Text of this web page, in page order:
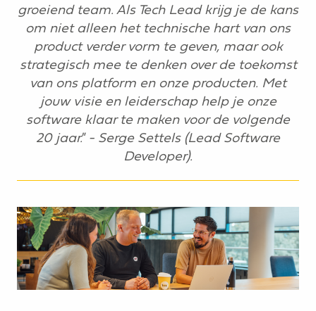
groeiend team. Als Tech Lead krijg je de kans
om niet alleen het technische hart van ons
product verder vorm te geven, maar ook
strategisch mee te denken over de toekomst
van ons platform en onze producten. Met
jouw visie en leiderschap help je onze
software klaar te maken voor de volgende
20 jaar." - Serge Settels (Lead Software
Developer).